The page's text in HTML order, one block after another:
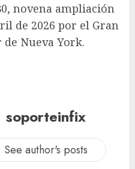
novena ampliación
de 2026 por el Gran
Nueva York.
soporteinfix
See author's posts